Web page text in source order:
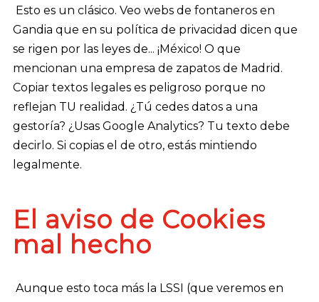
Esto es un clásico. Veo webs de fontaneros en
Gandia que en su política de privacidad dicen que
se rigen por las leyes de... ¡México! O que
mencionan una empresa de zapatos de Madrid.
Copiar textos legales es peligroso porque no
reflejan TU realidad. ¿Tú cedes datos a una
gestoría? ¿Usas Google Analytics? Tu texto debe
decirlo. Si copias el de otro, estás mintiendo
legalmente.
El aviso de Cookies
mal hecho
Aunque esto toca más la LSSI (que veremos en